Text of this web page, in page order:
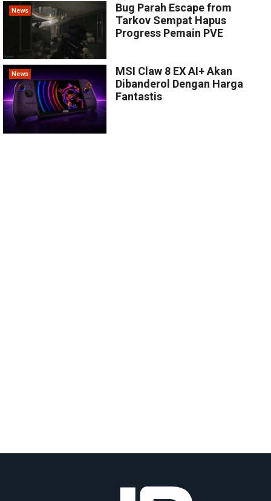
News
Bug Parah Escape from
Tarkov Sempat Hapus
Progress Pemain PVE
News
MSI Claw 8 EX AI+ Akan
Dibanderol Dengan Harga
Fantastis